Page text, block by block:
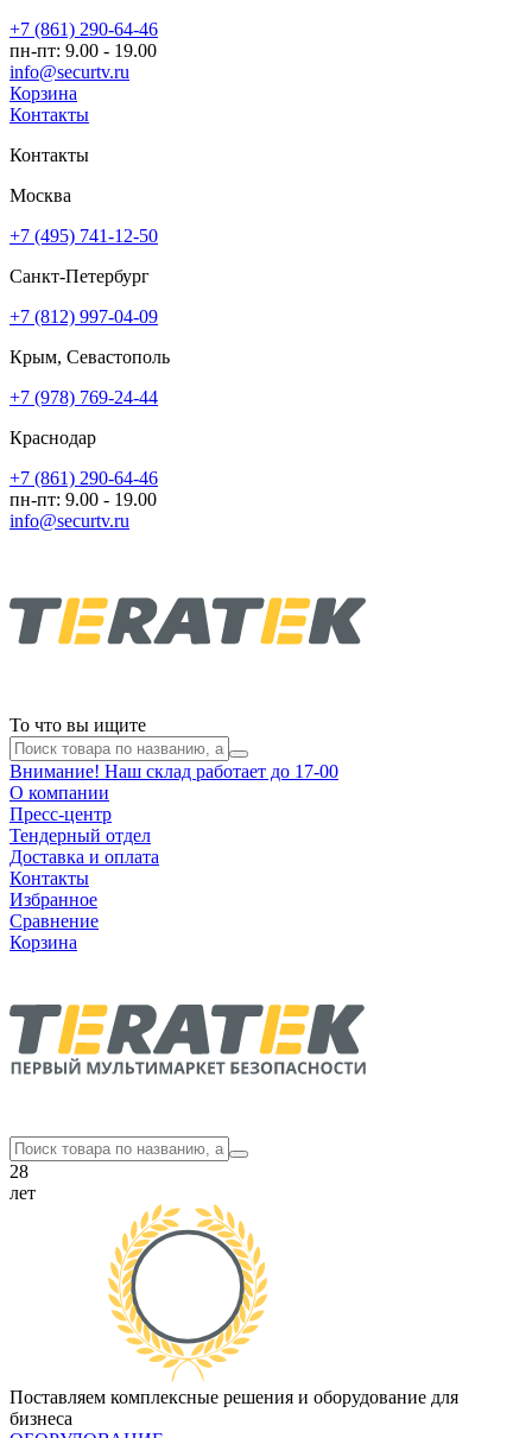
+7 (861) 290-64-46
пн-пт: 9.00 - 19.00
info@securtv.ru
Корзина
Контакты
Контакты
Москва
+7 (495) 741-12-50
Санкт-Петербург
+7 (812) 997-04-09
Крым, Севастополь
+7 (978) 769-24-44
Краснодар
+7 (861) 290-64-46
пн-пт: 9.00 - 19.00
info@securtv.ru
То что вы ищите
Внимание! Наш склад работает до 17-00
О компании
Пресс-центр
Тендерный отдел
Доставка и оплата
Контакты
Избранное
Сравнение
Корзина
28
лет
Поставляем комплексные решения и оборудование для
бизнеса